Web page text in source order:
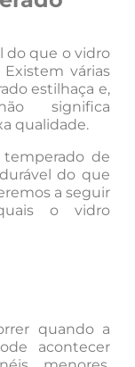
do que o vidro
várias
estilhaça e,
significa
qualidade.
de
do que
a seguir
o vidro
quando a
acontecer